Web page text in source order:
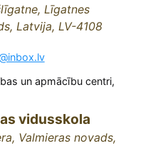
Līgatnes
Latvija, LV-4108
un apmācību centri,
vidusskola
Valmieras novads,